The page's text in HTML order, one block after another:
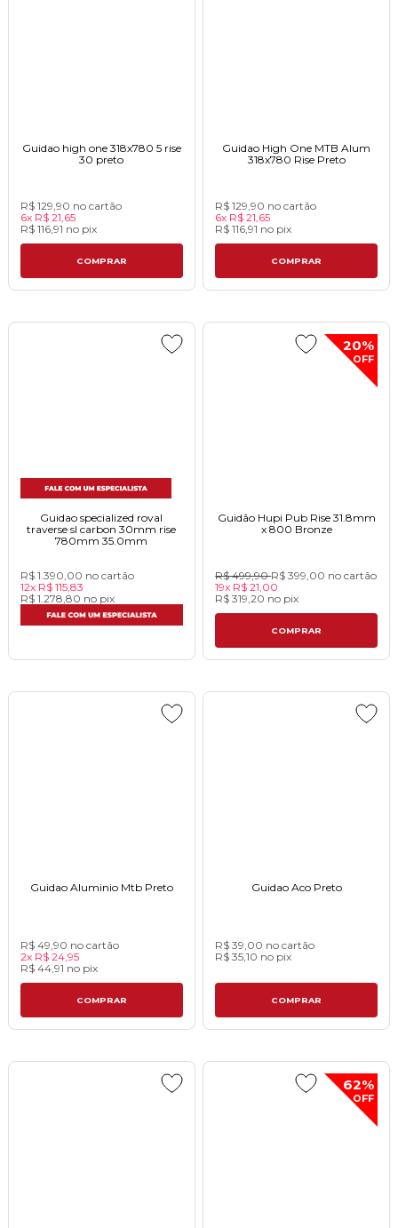
Guidao high one 318x780 5 rise
30 preto
R$ 129,90 no cartão
6x R$ 21,65
R$ 116,91 no pix
COMPRAR
Guidao High One MTB Alum
318x780 Rise Preto
R$ 129,90 no cartão
6x R$ 21,65
R$ 116,91 no pix
COMPRAR
Guidao specialized roval
traverse sl carbon 30mm rise
780mm 35.0mm
R$ 1.390,00 no cartão
12x R$ 115,83
R$ 1.278,80 no pix
20%
OFF
Guidão Hupi Pub Rise 31.8mm
x 800 Bronze
R$ 499,90R$ 399,00 no cartão
19x R$ 21,00
R$ 319,20 no pix
COMPRAR
Guidao Aluminio Mtb Pretoㅤㅤㅤㅤㅤㅤㅤㅤㅤㅤㅤㅤㅤㅤㅤㅤㅤㅤㅤㅤㅤㅤㅤㅤㅤ
R$ 49,90 no cartão
2x R$ 24,95
R$ 44,91 no pix
COMPRAR
Guidao Aco Pretoㅤㅤㅤㅤㅤㅤㅤㅤㅤㅤㅤㅤㅤㅤㅤㅤㅤㅤㅤㅤㅤㅤㅤㅤㅤㅤㅤㅤㅤㅤㅤㅤㅤㅤ
R$ 39,00 no cartão
R$ 35,10 no pix
COMPRAR
62%
OFF